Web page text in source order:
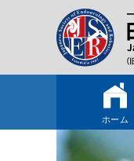
ホーム